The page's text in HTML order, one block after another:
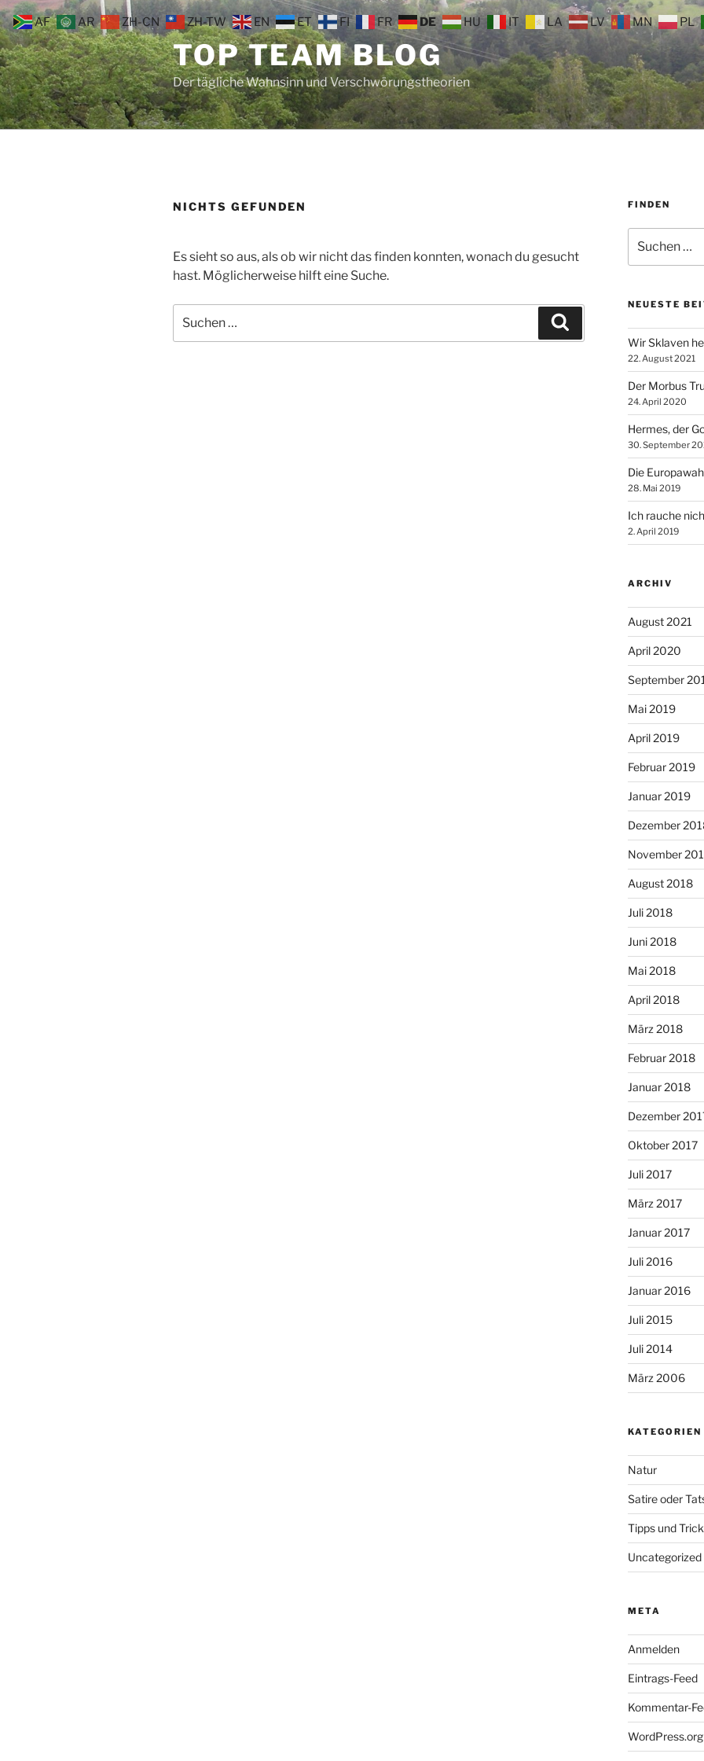
Zum
Inhalt
springen
TOP TEAM BLOG
Der tägliche Wahnsinn und Verschwörungstheorien
NICHTS GEFUNDEN
Es sieht so aus, als ob wir nicht das finden konnten, wonach du gesucht
hast. Möglicherweise hilft eine Suche.
nach:
FINDEN
nach:
NEUESTE
Wir Sklaven
22. August 2021
Der Morbus
24. April 2020
Hermes, der
30. September
Die
28. Mai 2019
Ich rauche
2. April 2019
ARCHIV
August 2021
April 2020
September
Mai 2019
April 2019
Februar 2019
Januar 2019
Dezember
November
August 2018
Juli 2018
Juni 2018
Mai 2018
April 2018
März 2018
Februar 2018
Januar 2018
Dezember
Oktober 2017
Juli 2017
März 2017
Januar 2017
Juli 2016
Januar 2016
Juli 2015
Juli 2014
März 2006
KATEGORIEN
Natur
Satire oder
Tipps und
Uncategorized
META
Anmelden
Eintrags-Feed
Kommentar-
WordPress.org
AF AR ZH-CN ZH-TW EN ET FI FR DE HU IT LA LV MN PL